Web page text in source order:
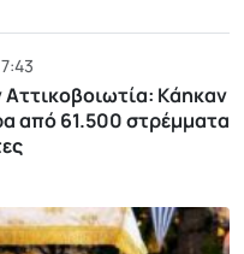
Kάηκαν
από 61.500 στρέμματα